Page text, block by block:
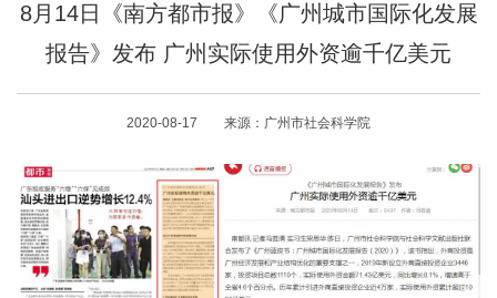
8月14日《南方都市报》《广州城市国际化发展
报告》发布 广州实际使用外资逾千亿美元
2020-08-17 来源：广州市社会科学院